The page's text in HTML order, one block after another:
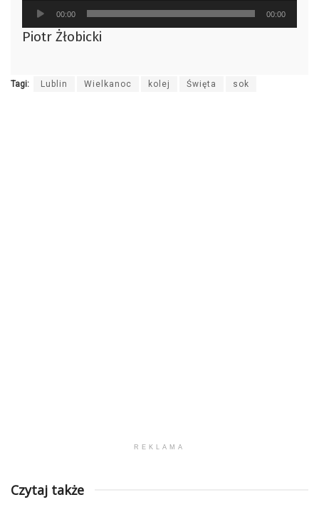
Odtwarzacz
plików
dźwiękowych
00:00 00:00
Piotr Żłobicki
Tagi: Lublin Wielkanoc kolej Święta sok
REKLAMA
Czytaj także